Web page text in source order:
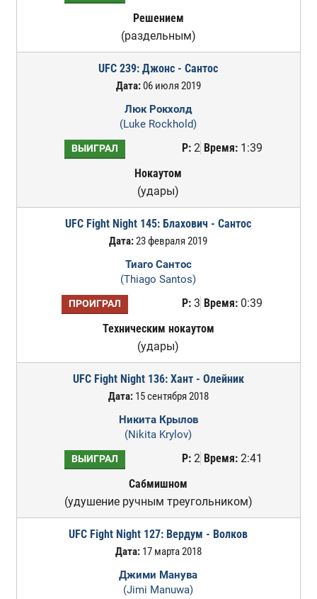
Решением
(раздельным)
UFC 239: Джонс - Сантос
Дата:06 июля 2019
Люк Рокхолд
(Luke Rockhold)
ВЫИГРАЛ Р:2 Время:1:39
Нокаутом
(удары)
UFC Fight Night 145: Блахович - Сантос
Дата:23 февраля 2019
Тиаго Сантос
(Thiago Santos)
ПРОИГРАЛ Р:3 Время:0:39
Техническим нокаутом
(удары)
UFC Fight Night 136: Хант - Олейник
Дата:15 сентября 2018
Никита Крылов
(Nikita Krylov)
ВЫИГРАЛ Р:2 Время:2:41
Сабмишном
(удушение ручным треугольником)
UFC Fight Night 127: Вердум - Волков
Дата:17 марта 2018
Джими Манува
(Jimi Manuwa)